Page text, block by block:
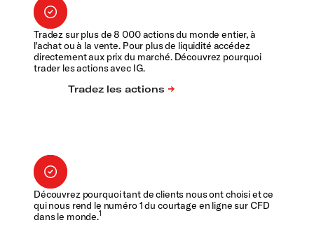
Tradez sur plus de 8 000 actions du monde entier, à
l'achat ou à la vente. Pour plus de liquidité accédez
directement aux prix du marché. Découvrez pourquoi
trader les actions avec IG.
Découvrez pourquoi tant de clients nous ont choisi et ce
qui nous rend le numéro 1 du courtage en ligne sur CFD
dans le monde.1